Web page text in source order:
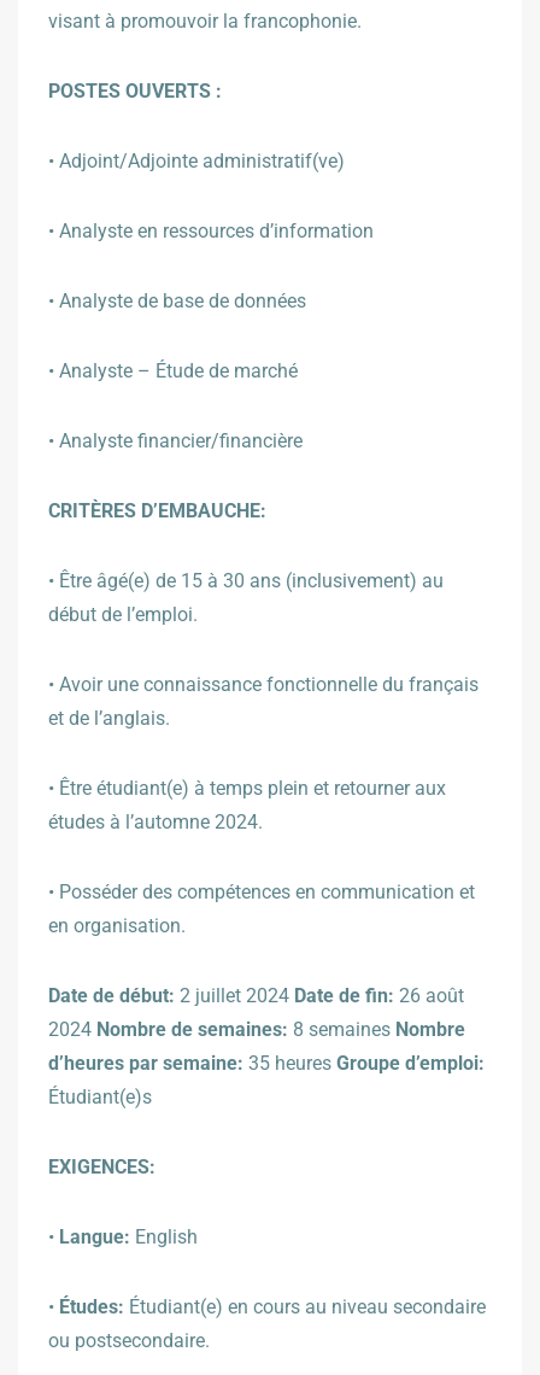
visant à promouvoir la francophonie.
POSTES OUVERTS :
• Adjoint/Adjointe administratif(ve)
• Analyste en ressources d’information
• Analyste de base de données
• Analyste – Étude de marché
• Analyste financier/financière
CRITÈRES D’EMBAUCHE:
• Être âgé(e) de 15 à 30 ans (inclusivement) au
début de l’emploi.
• Avoir une connaissance fonctionnelle du français
et de l’anglais.
• Être étudiant(e) à temps plein et retourner aux
études à l’automne 2024.
• Posséder des compétences en communication et
en organisation.
Date de début: 2 juillet 2024 Date de fin: 26 août
2024 Nombre de semaines: 8 semaines Nombre
d’heures par semaine: 35 heures Groupe d’emploi:
Étudiant(e)s
EXIGENCES:
• Langue: English
• Études: Étudiant(e) en cours au niveau secondaire
ou postsecondaire.